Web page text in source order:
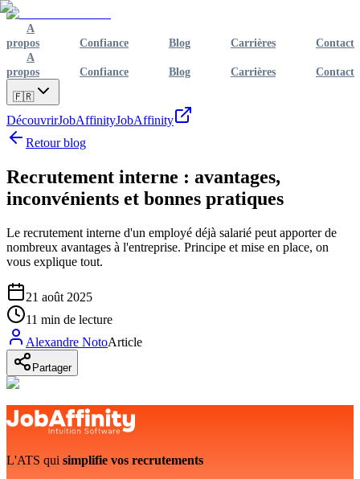
A
propos
Confiance Blog Carrières
Contact
A
propos
Confiance Blog Carrières Contact
🇫🇷
DécouvrirJobAffinityJobAffinity
Retour blog
Recrutement interne : avantages,
inconvénients et bonnes pratiques
Le recrutement interne d'un employé déjà salarié peut apporter de
nombreux avantages à l'entreprise. Principe et mise en place, on
vous explique tout.
21 août 2025
11 min de lecture
Alexandre NotoArticle
Partager
L'ATS qui simplifie vos recrutements